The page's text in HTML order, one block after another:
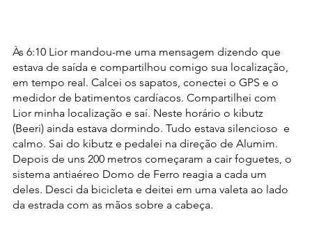
Às 6:10 Lior mandou-me uma mensagem dizendo que
estava de saída e compartilhou comigo sua localização,
em tempo real. Calcei os sapatos, conectei o GPS e o
medidor de batimentos cardíacos. Compartilhei com
Lior minha localização e saí. Neste horário o kibutz
(Beeri) ainda estava dormindo. Tudo estava silencioso  e
calmo. Sai do kibutz e pedalei na direção de Alumim.
Depois de uns 200 metros começaram a cair foguetes, o
sistema antiaéreo Domo de Ferro reagia a cada um
deles. Desci da bicicleta e deitei em uma valeta ao lado
da estrada com as mãos sobre a cabeça.